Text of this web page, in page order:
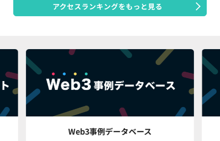
アクセスランキングをもっと見る
Web3事例データベース